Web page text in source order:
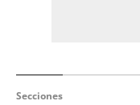
Secciones